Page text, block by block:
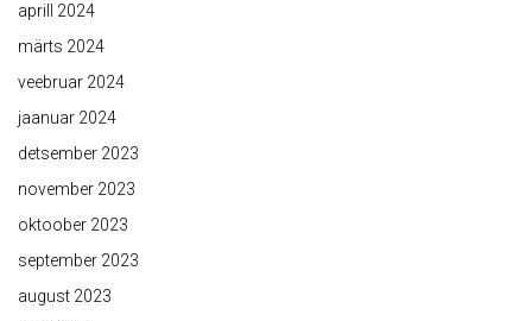
aprill 2024
märts 2024
veebruar 2024
jaanuar 2024
detsember 2023
november 2023
oktoober 2023
september 2023
august 2023